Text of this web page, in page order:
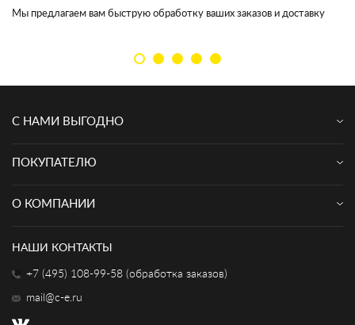
Мы предлагаем вам быструю обработку ваших заказов и доставку
С НАМИ ВЫГОДНО
ПОКУПАТЕЛЮ
О КОМПАНИИ
НАШИ КОНТАКТЫ
+7 (495) 108-99-58 (обработка заказов)
mail@c-e.ru